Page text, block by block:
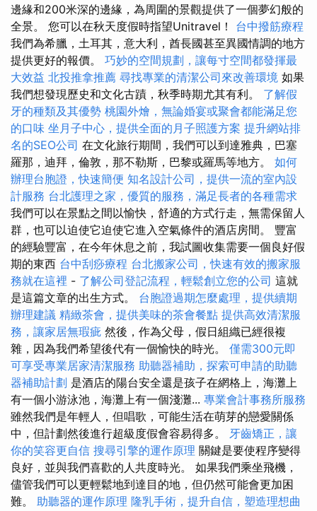
邊緣和200米深的邊緣，為周圍的景觀提供了一個夢幻般的
全景。 您可以在秋天度假時指望Unitravel！ 台中撥筋療程
我們為希臘，土耳其，意大利，酋長國甚至異國情調的地方
提供更好的報價。 巧妙的空間規劃，讓每寸空間都發揮最
大效益 北投推拿推薦 尋找專業的清潔公司來改善環境 如果
我們想發現歷史和文化古蹟，秋季時期尤其有利。 了解假
牙的種類及其優勢 桃園外燴，無論婚宴或聚會都能滿足您
的口味 坐月子中心，提供全面的月子照護方案 提升網站排
名的SEO公司 在文化旅行期間，我們可以到達雅典，巴塞
羅那，迪拜，倫敦，那不勒斯，巴黎或羅馬等地方。 如何
辦理台胞證，快速簡便 知名設計公司，提供一流的室內設
計服務 台北護理之家，優質的服務，滿足長者的各種需求
我們可以在景點之間以愉快，舒適的方式行走，無需保留人
群，也可以迫使它迫使它進入空氣條件的酒店房間。 豐富
的經驗豐富，在今年休息之前，我試圖收集需要一個良好假
期的東西 台中刮痧療程 台北搬家公司，快速有效的搬家服
務就在這裡 - 了解公司登記流程，輕鬆創立您的公司 這就
是這篇文章的出生方式。 台胞證過期怎麼處理，提供續期
辦理建議 精緻茶會，提供美味的茶會餐點 提供高效清潔服
務，讓家居無瑕疵 然後，作為父母，假日組織已經很複
雜，因為我們希望後代有一個愉快的時光。 僅需300元即
可享受專業居家清潔服務 助聽器補助，探索可申請的助聽
器補助計劃 是酒店的陽台安全還是孩子在網格上，海灘上
有一個小游泳池，海灘上有一個淺灘... 專業會計事務所服務
雖然我們是年輕人，但唱歌，可能生活在萌芽的戀愛關係
中，但計​​劃然後進行超級度假會容易得多。 牙齒矯正，讓
你的笑容更自信 搜尋引擎的運作原理 關鍵是要使程序變得
良好，並與我們喜歡的人共度時光。 如果我們乘坐飛機，
儘管我們可以更輕鬆地到達目的地，但仍然可能會更加困
難。 助聽器的運作原理 隆乳手術，提升自信，塑造理想曲